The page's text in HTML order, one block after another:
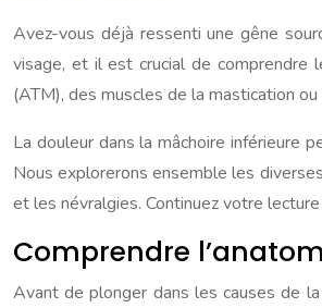
Avez-vous déjà ressenti une gêne
visage, et il est crucial de comprendre
(ATM), des muscles de la mastication
La douleur dans la mâchoire inférieure
Nous explorerons ensemble les
et les névralgies. Continuez votre
Comprendre
Avant de plonger dans les causes de la